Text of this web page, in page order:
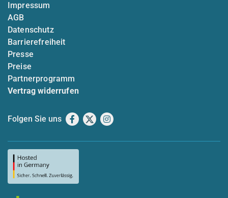
Impressum
AGB
Datenschutz
Barrierefreiheit
Presse
Preise
Partnerprogramm
Vertrag widerrufen
Folgen Sie uns Facebook
X Instagram